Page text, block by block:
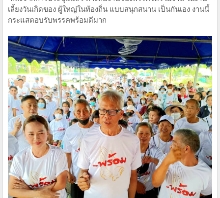
เลี้ยงวันเกิดของ ผู้ใหญ่ในท้องถิ่น แบบสนุกสนาน เป็นกันเอง งานนี้
กระแสตอบรับพรรคพร้อมดีมาก